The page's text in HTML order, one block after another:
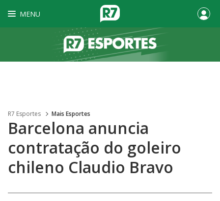
MENU
R7 Esportes Mais Esportes
Barcelona anuncia
contratação do goleiro
chileno Claudio Bravo